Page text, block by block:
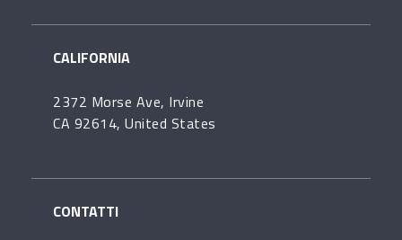
CALIFORNIA
2372 Morse Ave, Irvine
CA 92614, United States
CONTATTI